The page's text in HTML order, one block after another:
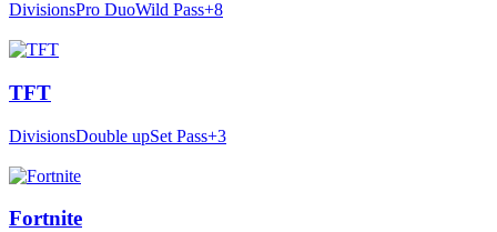
DivisionsPro DuoWild Pass+8
TFT
DivisionsDouble upSet Pass+3
Fortnite